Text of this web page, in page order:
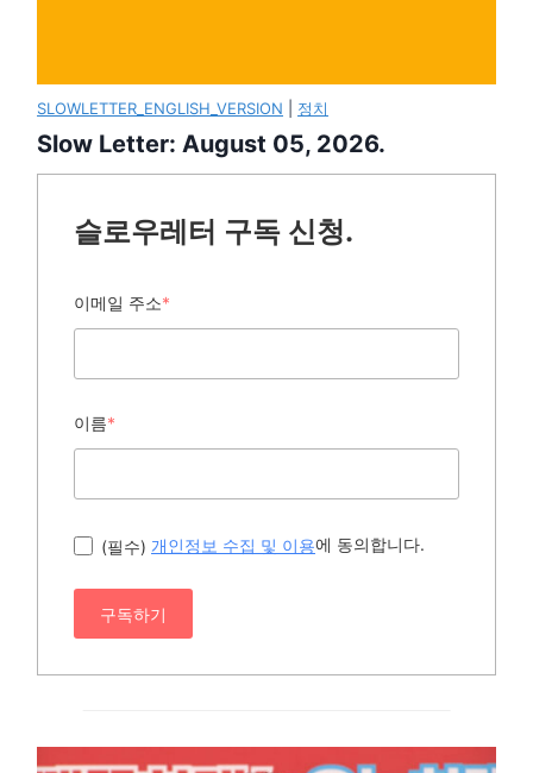
SLOWLETTER_ENGLISH_VERSION 정치
Slow Letter: August 05, 2026.
슬로우레터 구독 신청.
이메일 주소*
이름*
(필수) 개인정보 수집 및 이용에 동의합니다.
구독하기